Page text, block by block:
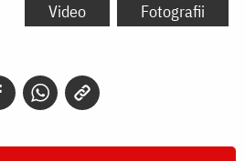
Video Fotografii